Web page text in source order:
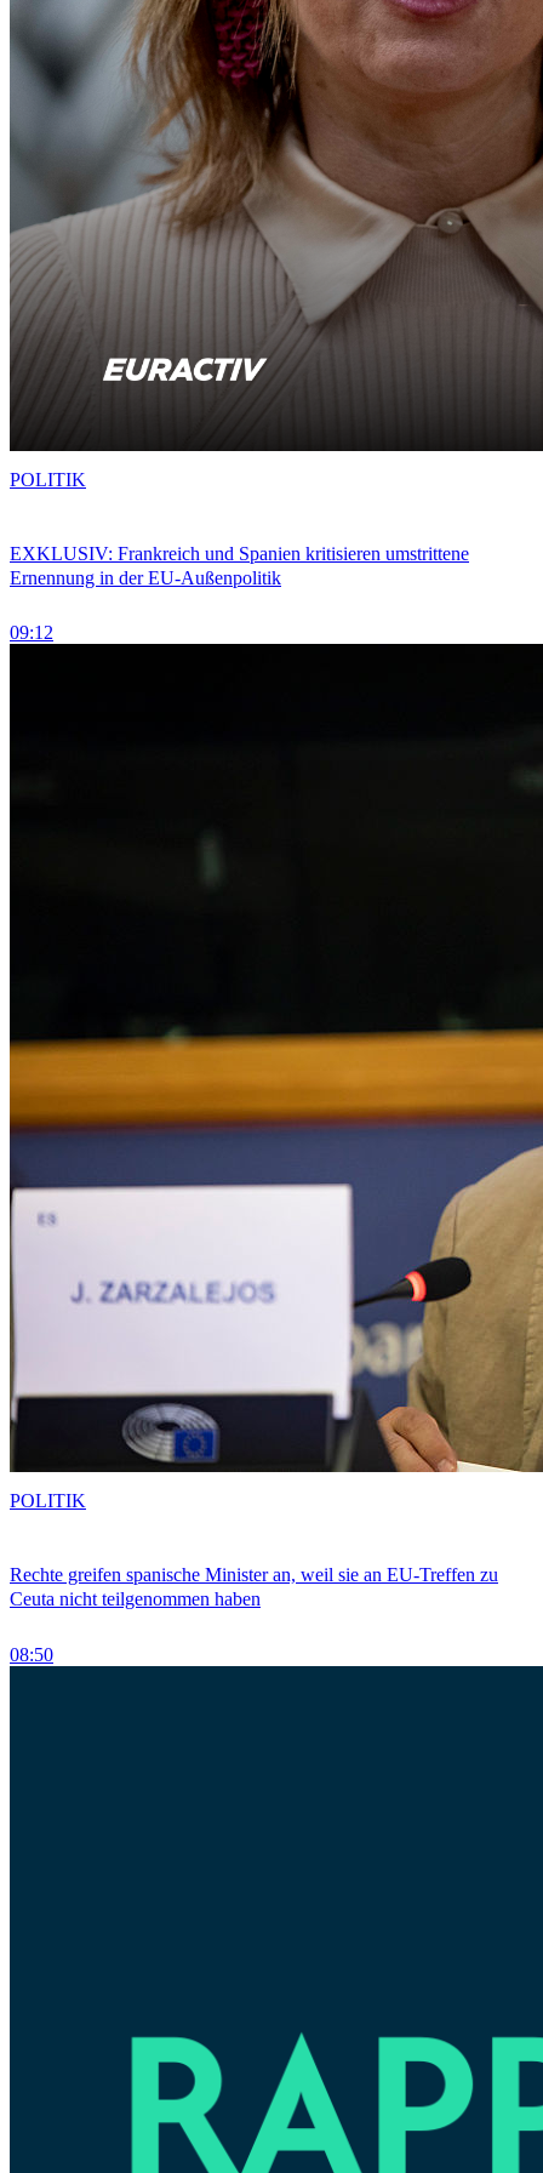
EXKLUSIV: Frankreich und Spanien kritisieren umstrittene
Ernennung in der EU-Außenpolitik
09:12
POLITIK
Rechte greifen spanische Minister an, weil sie an EU-Treffen zu
Ceuta nicht teilgenommen haben
08:50
POLITIK